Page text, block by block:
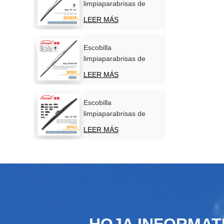
limpiaparabrisas de
acero inoxidable para
parabrisas de coche
LEER MÁS
Escobilla
limpiaparabrisas de
acero inoxidable para
uso marítimo
LEER MÁS
Escobilla
limpiaparabrisas de
nieve de invierno de
nuevo diseño
LEER MÁS